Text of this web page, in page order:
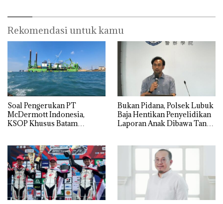
Rekomendasi untuk kamu
‎Soal Pengerukan PT
McDermott Indonesia,
KSOP Khusus Batam
Bukan Pidana, Polsek Lubuk
Baja Hentikan Penyelidikan
Laporan Anak Dibawa Tanpa